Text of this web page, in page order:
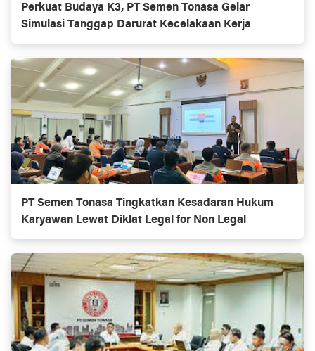
Perkuat Budaya K3, PT Semen Tonasa Gelar
Simulasi Tanggap Darurat Kecelakaan Kerja
PT Semen Tonasa Tingkatkan Kesadaran Hukum
Karyawan Lewat Diklat Legal for Non Legal